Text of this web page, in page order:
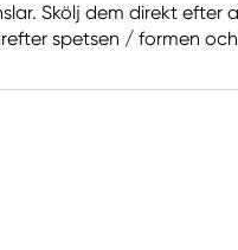
Skölj dem direkt efter
spetsen / formen